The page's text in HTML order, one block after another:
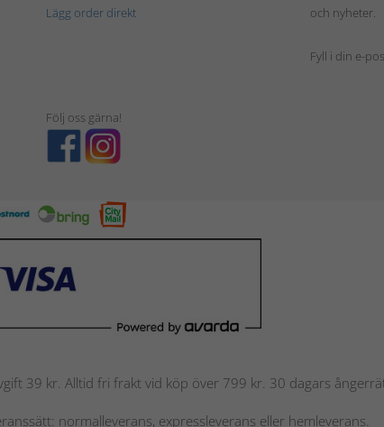
Lägg order direkt
och nyheter.
Fyll i din e-
Följ oss gärna!
39 kr. Alltid fri frakt vid köp över 799 kr. 30 dagars
normalleverans, expressleverans eller hemleverans.